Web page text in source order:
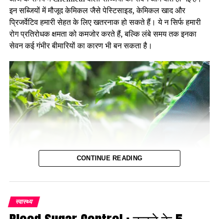
व्रत करने के फायदे–
शारीरिक लाभ:व्रत करने से शरीर को विश्राम मिलता है। जब हम उपवास
पाचन तंत्र को आराम मिलता है और शरीर में जमा विषैले तत्व बाहर निकल
जाते हैं। इसके परिणामस्वरूप, शरीर की सेहत में सुधार होता है।
इन सब्जियों में मौजूद केमिकल जैसे पेस्टिसाइड, केमिकल खाद और
प्रिजर्वेटिव हमारी सेहत के लिए खतरनाक हो सकते हैं। ये न सिर्फ हमारी
रोग प्रतिरोधक क्षमता को कमजोर करते हैं, बल्कि लंबे समय तक इनका
सेवन कई गंभीर बीमारियों का कारण भी बन सकता है।
Khabarbazar.com
CONTINUE READING
स्वास्थ्य